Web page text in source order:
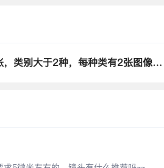
VM4.4版本，ML分类在训练中标记图像大于4张，类别大于2种，每种类有2张图像，报错：前置条件有误